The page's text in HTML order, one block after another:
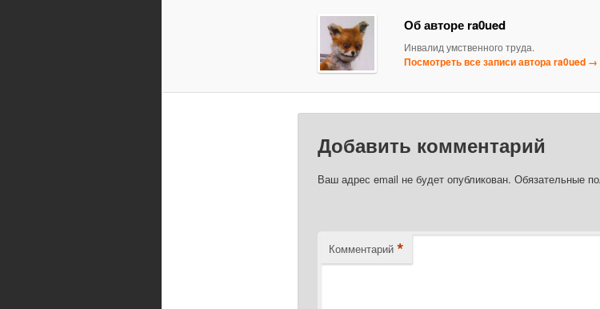
Об авторе ra0ued
Инвалид умственного труда.
Посмотреть все записи автора ra0ued →
Добавить комментарий
Ваш адрес email не будет опубликован. Обязательные
Комментарий *